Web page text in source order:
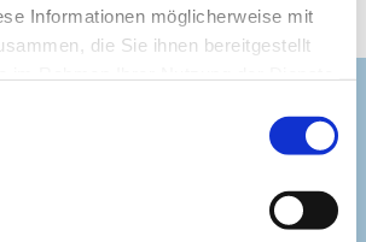
Informationen möglicherweise mit
die Sie ihnen bereitgestellt
KIRCHE AN DER HOHEN